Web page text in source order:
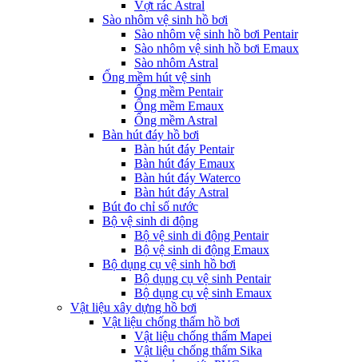
Vợt rác Astral
Sào nhôm vệ sinh hồ bơi
Sào nhôm vệ sinh hồ bơi Pentair
Sào nhôm vệ sinh hồ bơi Emaux
Sào nhôm Astral
Ống mềm hút vệ sinh
Ống mềm Pentair
Ống mềm Emaux
Ống mềm Astral
Bàn hút đáy hồ bơi
Bàn hút đáy Pentair
Bàn hút đáy Emaux
Bàn hút đáy Waterco
Bàn hút đáy Astral
Bút đo chỉ số nước
Bộ vệ sinh di động
Bộ vệ sinh di động Pentair
Bộ vệ sinh di động Emaux
Bộ dụng cụ vệ sinh hồ bơi
Bộ dụng cụ vệ sinh Pentair
Bộ dụng cụ vệ sinh Emaux
Vật liệu xây dựng hồ bơi
Vật liệu chống thấm hồ bơi
Vật liệu chống thấm Mapei
Vật liệu chống thấm Sika